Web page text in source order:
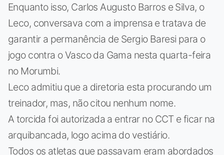
Enquanto isso, Carlos Augusto Barros e Silva, o
Leco, conversava com a imprensa e tratava de
garantir a permanência de Sergio Baresi para o
jogo contra o Vasco da Gama nesta quarta-feira
no Morumbi.
Leco admitiu que a diretoria esta procurando um
treinador, mas, não citou nenhum nome.
A torcida foi autorizada a entrar no CCT e ficar na
arquibancada, logo acima do vestiário.
Todos os atletas que passavam eram abordados